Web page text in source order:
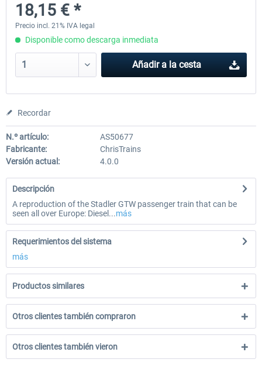
18,15 € *
18,15 € *
Precio incl. 21% IVA legal
Disponible como descarga inmediata
Añadir a la cesta
Recordar
N.º artículo:
AS50677
Fabricante:
ChrisTrains
Versión actual:
4.0.0
Descripción
A reproduction of the Stadler GTW passenger train that can be
seen all over Europe: Diesel...más
Requerimientos del sistema
más
Productos similares
Otros clientes también compraron
Otros clientes también vieron